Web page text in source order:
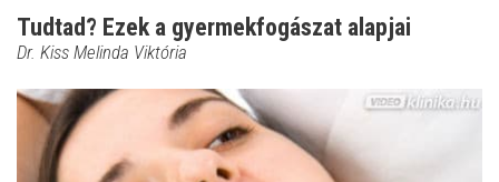
Tudtad? Ezek a gyermekfogászat alapjai
Dr. Kiss Melinda Viktória